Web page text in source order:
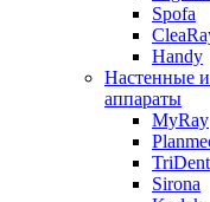
Spofa
Handy
Настенные
аппараты
MyRay
TriDent
Sirona